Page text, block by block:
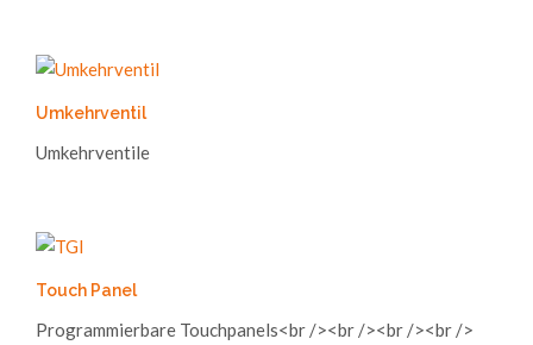
Umkehrventil
Umkehrventile
Touch Panel
Programmierbare Touchpanels<br /><br /><br /><br />